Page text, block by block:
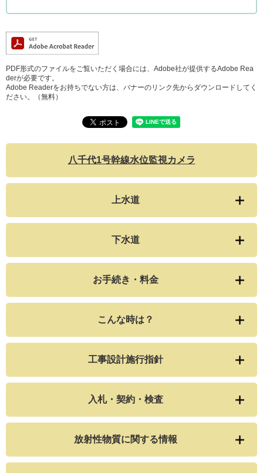
PDF形式のファイルをご覧いただく場合には、Adobe社が提供するAdobe Rea
derが必要です。
Adobe Readerをお持ちでない方は、バナーのリンク先からダウンロードしてく
ださい。（無料）
八千代1号幹線水位監視カメラ
上水道
下水道
お手続き・料金
こんな時は？
工事設計施行指針
入札・契約・検査
放射性物質に関する情報